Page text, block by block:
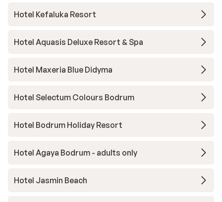
Hotel Kefaluka Resort
Hotel Aquasis Deluxe Resort & Spa
Hotel Maxeria Blue Didyma
Hotel Selectum Colours Bodrum
Hotel Bodrum Holiday Resort
Hotel Agaya Bodrum - adults only
Hotel Jasmin Beach